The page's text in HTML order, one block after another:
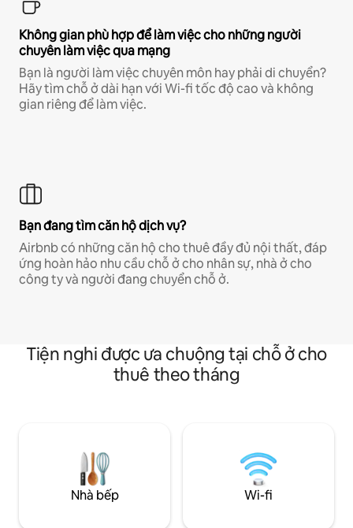
Không gian phù hợp để làm việc cho những người
chuyên làm việc qua mạng
Bạn là người làm việc chuyên môn hay phải di chuyển?
Hãy tìm chỗ ở dài hạn với Wi-fi tốc độ cao và không
gian riêng để làm việc.
Bạn đang tìm căn hộ dịch vụ?
Airbnb có những căn hộ cho thuê đầy đủ nội thất, đáp
ứng hoàn hảo nhu cầu chỗ ở cho nhân sự, nhà ở cho
công ty và người đang chuyển chỗ ở.
Tiện nghi được ưa chuộng tại chỗ ở cho
thuê theo tháng
Nhà bếp Wi-fi